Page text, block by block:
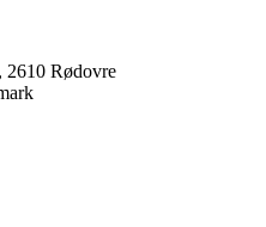
2610 Rødovre